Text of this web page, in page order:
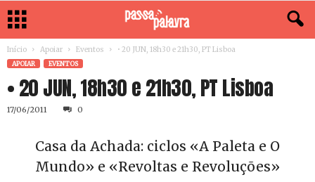
Início Apoiar Eventos • 20 JUN, 18h30 e 21h30, PT Lisboa
APOIAR EVENTOS
• 20 JUN, 18h30 e 21h30, PT Lisboa
17/06/2011 0
Casa da Achada: ciclos «A Paleta e O
Mundo» e «Revoltas e Revoluções»